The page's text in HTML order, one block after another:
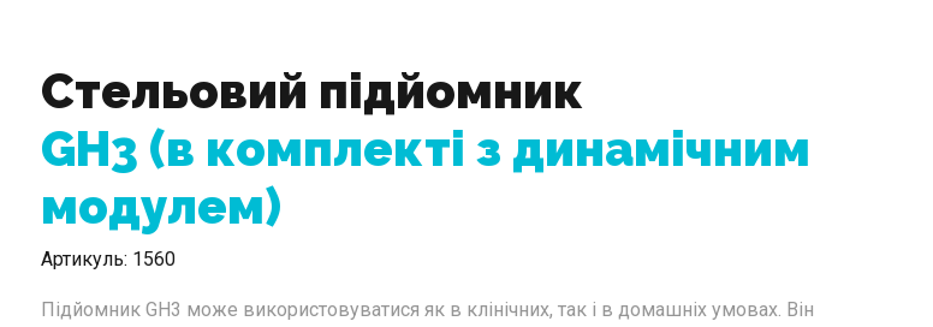
Стельовий підйомник
GH3 (в комплекті з динамічним
модулем)
Артикуль: 1560
Підйомник GH3 може використовуватися як в клінічних, так і в до­машніх умовах. Він